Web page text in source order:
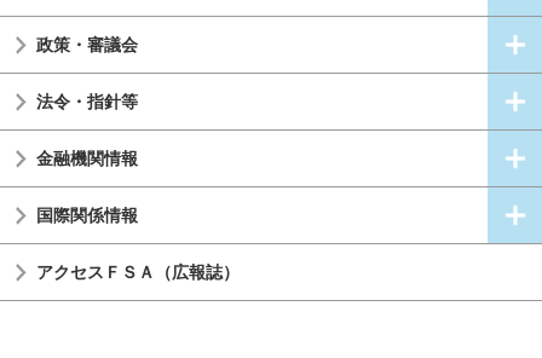
政策・審議会
法令・指針等
金融機関情報
国際関係情報
アクセスＦＳＡ（広報誌）